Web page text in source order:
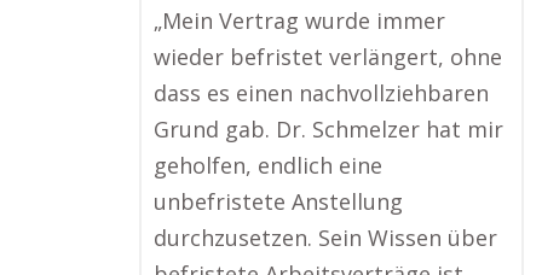
„Mein Vertrag wurde immer
wieder befristet verlängert, ohne
dass es einen nachvollziehbaren
Grund gab. Dr. Schmelzer hat mir
geholfen, endlich eine
unbefristete Anstellung
durchzusetzen. Sein Wissen über